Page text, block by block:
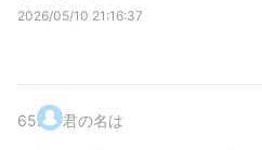
2026/05/10 21:16:37
65. 君の名は